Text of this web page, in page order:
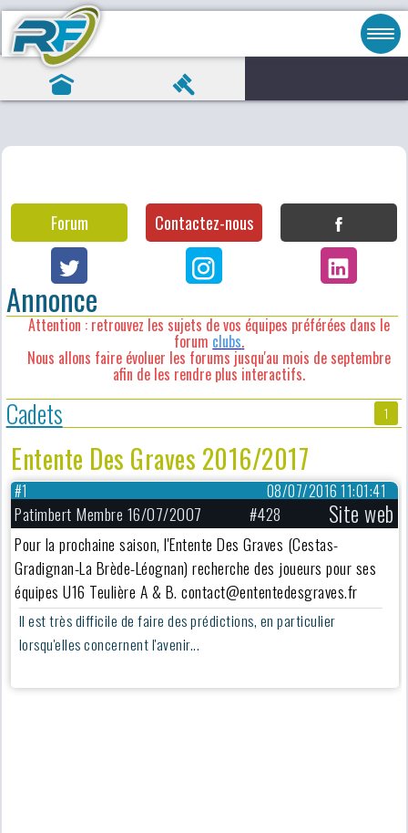
Forum Contactez-nous
Annonce
Attention : retrouvez les sujets de vos équipes préférées dans le
forum clubs.
Nous allons faire évoluer les forums jusqu'au mois de septembre
afin de les rendre plus interactifs.
Cadets 1
Entente Des Graves 2016/2017
08/07/2016 11:01:41
#1
Patimbert Membre 16/07/2007 #428 Site web
Pour la prochaine saison, l'Entente Des Graves (Cestas-
Gradignan-La Brède-Léognan) recherche des joueurs pour ses
équipes U16 Teulière A & B. contact@ententedesgraves.fr
Il est très difficile de faire des prédictions, en particulier
lorsqu'elles concernent l'avenir...